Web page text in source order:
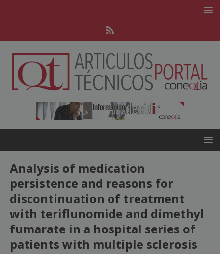
Analysis of medication
persistence and reasons for
discontinuation of treatment
with teriflunomide and dimethyl
fumarate in a hospital series of
patients with multiple sclerosis